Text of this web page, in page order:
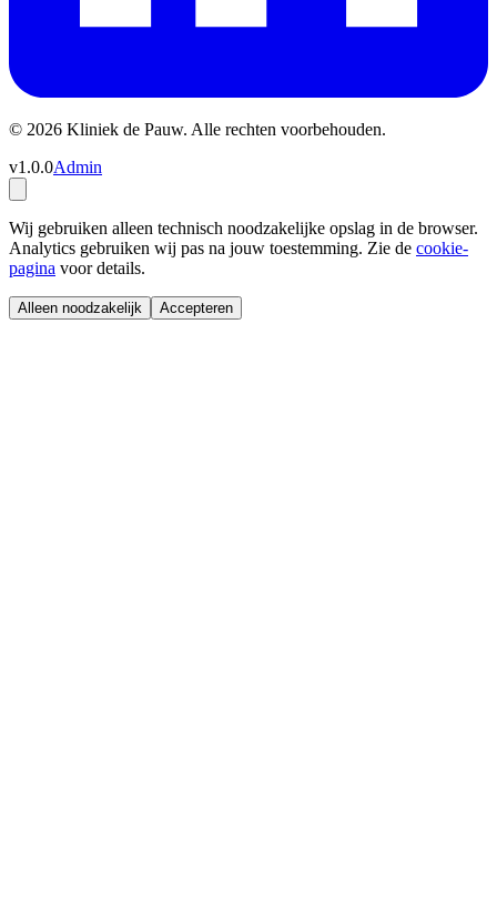
© 2026 Kliniek de Pauw. Alle rechten voorbehouden.
v1.0.0Admin
Wij gebruiken alleen technisch noodzakelijke opslag in de browser.
Analytics gebruiken wij pas na jouw toestemming. Zie de cookie-
pagina voor details.
Alleen noodzakelijk Accepteren